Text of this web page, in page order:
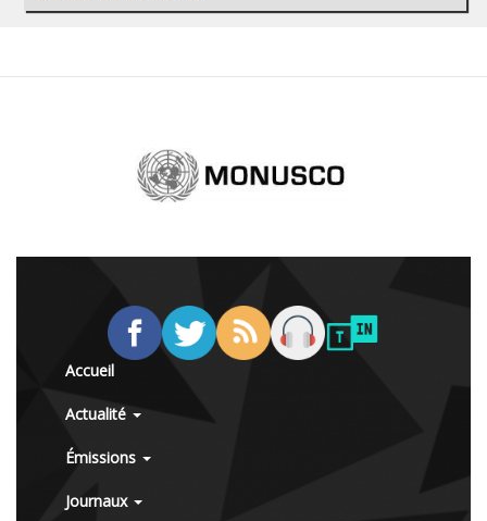
Accueil
Actualité
Émissions
Journaux